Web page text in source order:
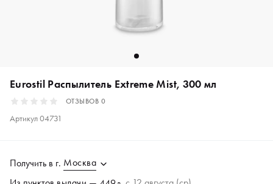
Eurostil Распылитель Extreme Mist, 300 мл
ОТЗЫВОВ 0
Артикул04731
Получить в г. Москва